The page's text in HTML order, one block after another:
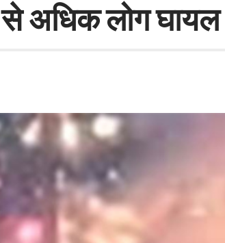
अधिक लोग घायल